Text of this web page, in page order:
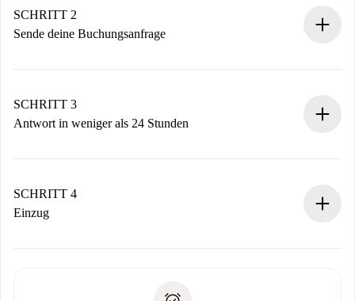
Du erhältst alle notwendigen Informationen im Voraus.
SCHRITT 2
Sende deine Buchungsanfrage
Denk daran, dass wir dich erst belasten, wenn der
Vermieter zustimmt.
SCHRITT 3
Antwort in weniger als 24 Stunden
stellen den Kontakt her.
Wenn der Vermieter ablehnen muss, entstehen keine
SCHRITT 4
Einzug